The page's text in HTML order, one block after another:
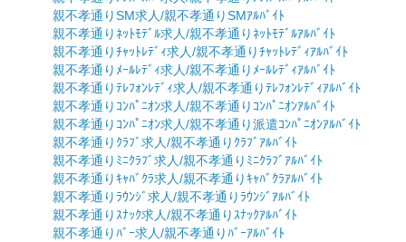
親不孝通りSM求人/親不孝通りSMｱﾙﾊﾞｲﾄ
親不孝通りﾈｯﾄﾓﾃﾞﾙ求人/親不孝通りﾈｯﾄﾓﾃﾞﾙｱﾙﾊﾞｲﾄ
親不孝通りﾁｬｯﾄﾚﾃﾞｨ求人/親不孝通りﾁｬｯﾄﾚﾃﾞｨｱﾙﾊﾞｲﾄ
親不孝通りﾒｰﾙﾚﾃﾞｨ求人/親不孝通りﾒｰﾙﾚﾃﾞｨｱﾙﾊﾞｲﾄ
親不孝通りﾃﾚﾌｫﾝﾚﾃﾞｨ求人/親不孝通りﾃﾚﾌｫﾝﾚﾃﾞｨｱﾙﾊﾞｲﾄ
親不孝通りｺﾝﾊﾟﾆｵﾝ求人/親不孝通りｺﾝﾊﾟﾆｵﾝｱﾙﾊﾞｲﾄ
親不孝通りｺﾝﾊﾟﾆｵﾝ求人/親不孝通り派遣ｺﾝﾊﾟﾆｵﾝｱﾙﾊﾞｲﾄ
親不孝通りｸﾗﾌﾞ求人/親不孝通りｸﾗﾌﾞｱﾙﾊﾞｲﾄ
親不孝通りﾐﾆｸﾗﾌﾞ求人/親不孝通りﾐﾆｸﾗﾌﾞｱﾙﾊﾞｲﾄ
親不孝通りｷｬﾊﾞｸﾗ求人/親不孝通りｷｬﾊﾞｸﾗｱﾙﾊﾞｲﾄ
親不孝通りﾗｳﾝｼﾞ求人/親不孝通りﾗｳﾝｼﾞｱﾙﾊﾞｲﾄ
親不孝通りｽﾅｯｸ求人/親不孝通りｽﾅｯｸｱﾙﾊﾞｲﾄ
親不孝通りﾊﾞｰ求人/親不孝通りﾊﾞｰｱﾙﾊﾞｲﾄ